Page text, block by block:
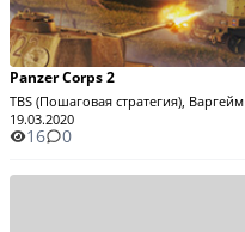
Panzer Corps 2
TBS (Пошаговая стратегия), Варгейм
19.03.2020
16 0